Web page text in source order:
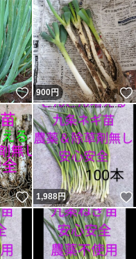
いいね！
900円
いいね！
1,988円